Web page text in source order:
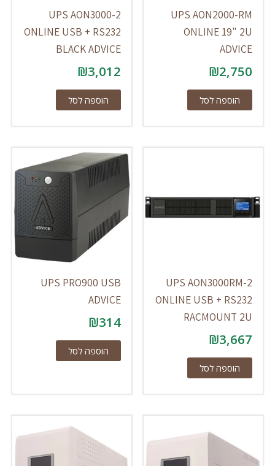
UPS AON2000-RM
ONLINE 19" 2U
ADVICE
₪2,750
הוספה לסל
UPS AON3000-2
ONLINE USB + RS232
BLACK ADVICE
₪3,012
הוספה לסל
UPS AON3000RM-2
ONLINE USB + RS232
RACMOUNT 2U
₪3,667
הוספה לסל
UPS PRO900 USB
ADVICE
₪314
הוספה לסל